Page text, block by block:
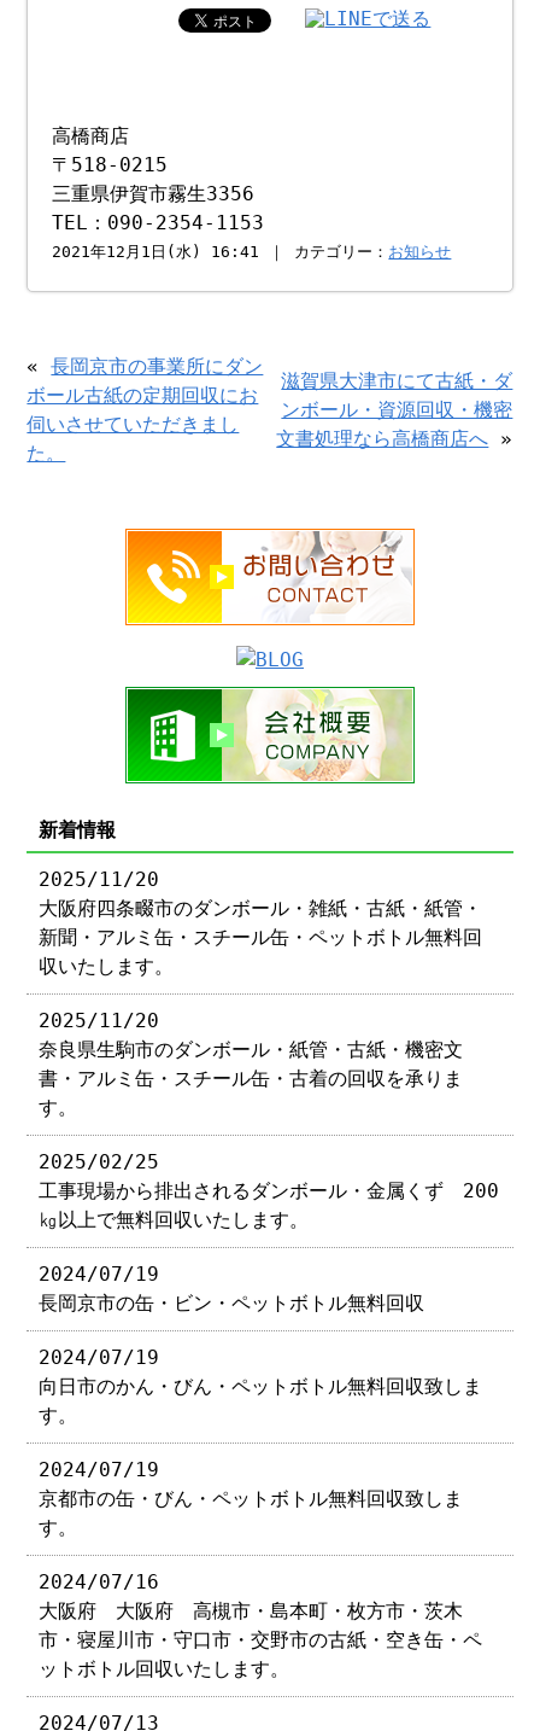
高橋商店
〒518-0215
三重県伊賀市霧生3356
TEL：090-2354-1153
2021年12月1日(水) 16:41 ｜ カテゴリー： お知らせ
«長岡京市の事業所にダン
ボール古紙の定期回収にお
伺いさせていただきまし
た。
滋賀県大津市にて古紙・ダ
ンボール・資源回収・機密
文書処理なら高橋商店へ »
新着情報
2025/11/20
大阪府四条畷市のダンボール・雑紙・古紙・紙管・
新聞・アルミ缶・スチール缶・ペットボトル無料回
収いたします。
2025/11/20
奈良県生駒市のダンボール・紙管・古紙・機密文
書・アルミ缶・スチール缶・古着の回収を承りま
す。
2025/02/25
工事現場から排出されるダンボール・金属くず 200
㎏以上で無料回収いたします。
2024/07/19
長岡京市の缶・ビン・ペットボトル無料回収
2024/07/19
向日市のかん・びん・ペットボトル無料回収致しま
す。
2024/07/19
京都市の缶・びん・ペットボトル無料回収致しま
す。
2024/07/16
大阪府 大阪府 高槻市・島本町・枚方市・茨木
市・寝屋川市・守口市・交野市の古紙・空き缶・ペ
ットボトル回収いたします。
2024/07/13